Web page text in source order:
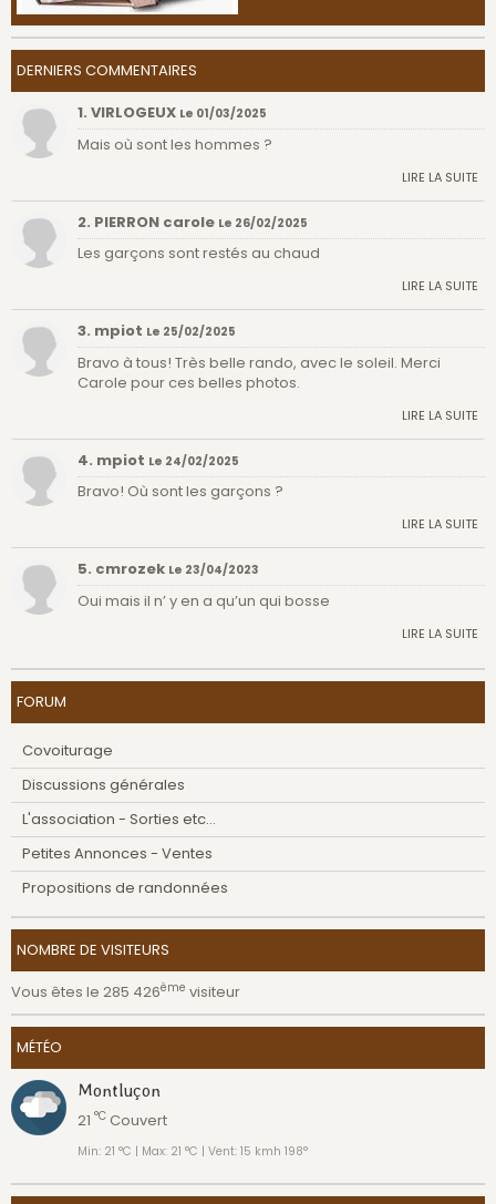
DERNIERS COMMENTAIRES
1. VIRLOGEUX Le 01/03/2025
Mais où sont les hommes ?
LIRE LA SUITE
2. PIERRON carole Le 26/02/2025
Les garçons sont restés au chaud
LIRE LA SUITE
3. mpiot Le 25/02/2025
Bravo à tous! Très belle rando, avec le soleil. Merci
Carole pour ces belles photos.
LIRE LA SUITE
4. mpiot Le 24/02/2025
Bravo! Où sont les garçons ?
LIRE LA SUITE
5. cmrozek Le 23/04/2023
Oui mais il n’ y en a qu’un qui bosse
LIRE LA SUITE
FORUM
Covoiturage
Discussions générales
L'association - Sorties etc...
Petites Annonces - Ventes
Propositions de randonnées
NOMBRE DE VISITEURS
Vous êtes le 285 426ème visiteur
MÉTÉO
Montluçon
21 °C Couvert
Min: 21 °C | Max: 21 °C | Vent: 15 kmh 198°